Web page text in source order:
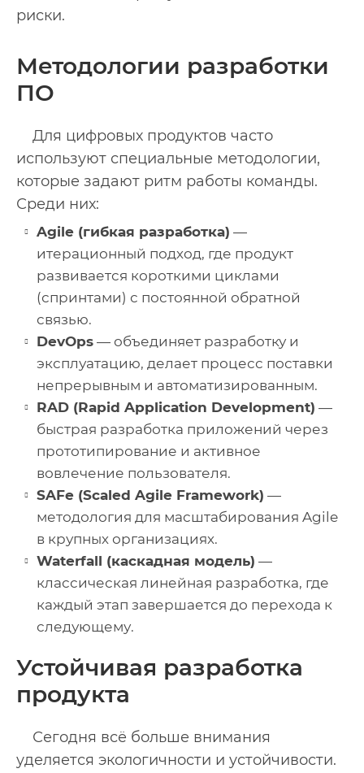
риски.
Методологии разработки
ПО
Для цифровых продуктов часто
используют специальные методологии,
которые задают ритм работы команды.
Среди них:
Agile (гибкая разработка) —
итерационный подход, где продукт
развивается короткими циклами
(спринтами) с постоянной обратной
связью.
DevOps — объединяет разработку и
эксплуатацию, делает процесс поставки
непрерывным и автоматизированным.
RAD (Rapid Application Development) —
быстрая разработка приложений через
прототипирование и активное
вовлечение пользователя.
SAFe (Scaled Agile Framework) —
методология для масштабирования Agile
в крупных организациях.
Waterfall (каскадная модель) —
классическая линейная разработка, где
каждый этап завершается до перехода к
следующему.
Устойчивая разработка
продукта
Сегодня всё больше внимания
уделяется экологичности и устойчивости.